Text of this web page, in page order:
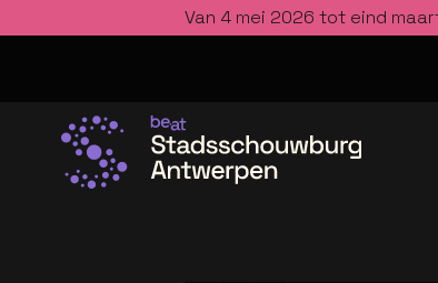
Van 4 mei 2026 tot eind